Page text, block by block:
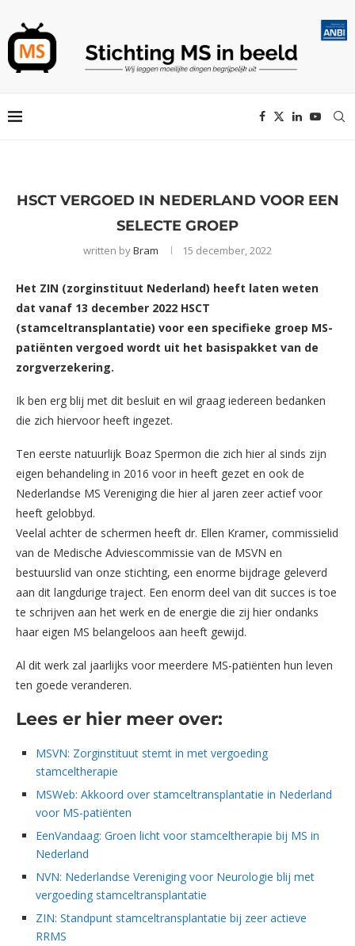
HSCT VERGOED IN NEDERLAND VOOR EEN
SELECTE GROEP
written byBram 15 december, 2022
Het ZIN (zorginstituut Nederland) heeft laten weten
dat vanaf 13 december 2022 HSCT
(stamceltransplantatie) voor een specifieke groep MS-
patiënten vergoed wordt uit het basispakket van de
zorgverzekering.
Ik ben erg blij met dit besluit en wil graag iedereen bedanken
die zich hiervoor heeft ingezet.
Ten eerste natuurlijk Boaz Spermon die zich hier al sinds zijn
eigen behandeling in 2016 voor in heeft gezet en ook de
Nederlandse MS Vereniging die hier al jaren zeer actief voor
heeft gelobbyd.
Veelal achter de schermen heeft dr. Ellen Kramer, commissielid
van de Medische Adviescommissie van de MSVN en
bestuurslid van onze stichting, een enorme bijdrage geleverd
aan dit langdurige traject. Een enorm deel van dit succes is toe
te schrijven aan het werk en de energie die zij hier ondanks
haar eigen MS belangeloos aan heeft gewijd.
Al dit werk zal jaarlijks voor meerdere MS-patiënten hun leven
ten goede veranderen.
Lees er hier meer over:
MSVN: Zorginstituut stemt in met vergoeding
stamceltherapie
MSWeb: Akkoord over stamceltransplantatie in Nederland
voor MS-patiënten
EenVandaag: Groen licht voor stamceltherapie bij MS in
Nederland
NVN: Nederlandse Vereniging voor Neurologie blij met
vergoeding stamceltransplantatie
ZIN: Standpunt stamceltransplantatie bij zeer actieve
RRMS